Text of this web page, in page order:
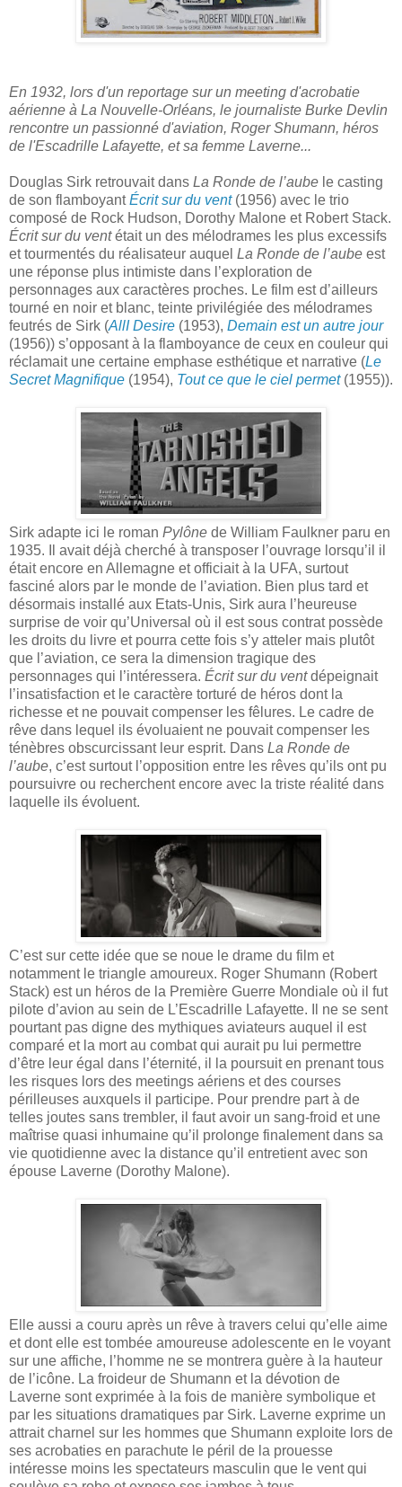
En 1932, lors d'un reportage sur un meeting d'acrobatie
aérienne à La Nouvelle-Orléans, le journaliste Burke Devlin
rencontre un passionné d'aviation, Roger Shumann, héros
de l'Escadrille Lafayette, et sa femme Laverne...
Douglas Sirk retrouvait dans La Ronde de l’aube le casting
de son flamboyantÉcrit sur du vent (1956) avec le trio
composé de Rock Hudson, Dorothy Malone et Robert Stack.
Écrit sur du ventétait un des mélodrames les plus excessifs
et tourmentés du réalisateur auquel La Ronde de l’aube est
une réponse plus intimiste dans l’exploration de
personnages aux caractères proches. Le film est d’ailleurs
tourné en noir et blanc, teinte privilégiée des mélodrames
feutrés de Sirk (AllI Desire (1953), Demain est un autre jour
(1956)) s’opposant à la flamboyance de ceux en couleur qui
réclamait une certaine emphase esthétique et narrative (Le
Secret Magnifique (1954), Tout ce que le ciel permet(1955)).
Sirk adapte ici le roman Pylône de William Faulkner paru en
1935. Il avait déjà cherché à transposer l’ouvrage lorsqu’il il
était encore en Allemagne et officiait à la UFA, surtout
fasciné alors par le monde de l’aviation. Bien plus tard et
désormais installé aux Etats-Unis, Sirk aura l’heureuse
surprise de voir qu’Universal où il est sous contrat possède
les droits du livre et pourra cette fois s’y atteler mais plutôt
que l’aviation, ce sera la dimension tragique des
personnages qui l’intéressera. Écrit sur du ventdépeignait
l’insatisfaction et le caractère torturé de héros dont la
richesse et ne pouvait compenser les fêlures. Le cadre de
rêve dans lequel ils évoluaient ne pouvait compenser les
ténèbres obscurcissant leur esprit. Dans La Ronde de
l’aube, c’est surtout l’opposition entre les rêves qu’ils ont pu
poursuivre ou recherchent encore avec la triste réalité dans
laquelle ils évoluent.
C’est sur cette idée que se noue le drame du film et
notamment le triangle amoureux. Roger Shumann (Robert
Stack) est un héros de la Première Guerre Mondiale où il fut
pilote d’avion au sein de L’Escadrille Lafayette. Il ne se sent
pourtant pas digne des mythiques aviateurs auquel il est
comparé et la mort au combat qui aurait pu lui permettre
d’être leur égal dans l’éternité, il la poursuit en prenant tous
les risques lors des meetings aériens et des courses
périlleuses auxquels il participe. Pour prendre part à de
telles joutes sans trembler, il faut avoir un sang-froid et une
maîtrise quasi inhumaine qu’il prolonge finalement dans sa
vie quotidienne avec la distance qu’il entretient avec son
épouse Laverne (Dorothy Malone).
Elle aussi a couru après un rêve à travers celui qu’elle aime
et dont elle est tombée amoureuse adolescente en le voyant
sur une affiche, l’homme ne se montrera guère à la hauteur
de l’icône. La froideur de Shumann et la dévotion de
Laverne sont exprimée à la fois de manière symbolique et
par les situations dramatiques par Sirk. Laverne exprime un
attrait charnel sur les hommes que Shumann exploite lors de
ses acrobaties en parachute le péril de la prouesse
intéresse moins les spectateurs masculin que le vent qui